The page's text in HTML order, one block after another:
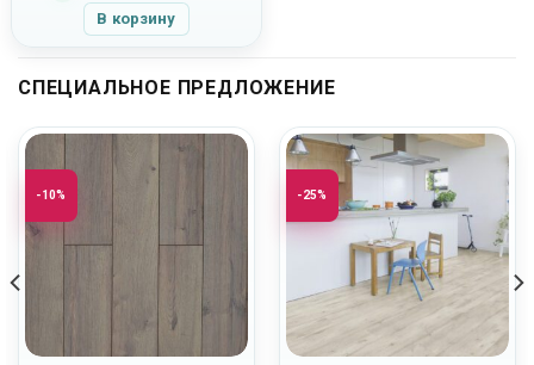
В корзину
СПЕЦИАЛЬНОЕ ПРЕДЛОЖЕНИЕ
-10% -25%